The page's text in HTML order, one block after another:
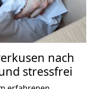
nach
stressfrei